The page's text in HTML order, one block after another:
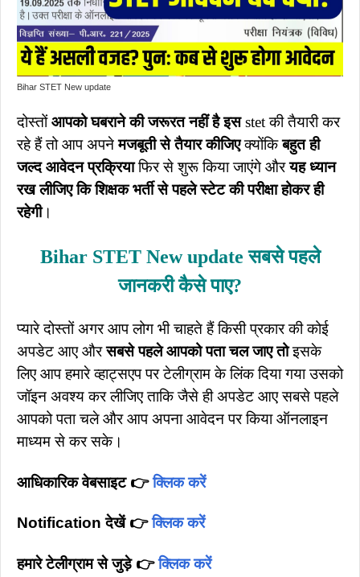
Bihar STET New update
दोस्तोंआपको घबराने की जरूरत नहीं है इसstet की तैयारी कर
रहे हैं तो आप अपनेमजबूती से तैयार कीजिएक्योंकिबहुत ही
जल्द आवेदन प्रक्रियाफिर से शुरू किया जाएंगे औरयह ध्यान
रख लीजिए कि शिक्षक भर्ती से पहले स्टेट की परीक्षा होकर ही
रहेगी।
Bihar STET New update सबसे पहले
जानकरी कैसे पाए?
प्यारे दोस्तों अगर आप लोग भी चाहते हैं किसी प्रकार की कोई
अपडेट आए औरसबसे पहले आपको पता चल जाए तोइसके
लिए आप हमारे व्हाट्सएप पर टेलीग्राम के लिंक दिया गया उसको
जॉइन अवश्य कर लीजिए ताकि जैसे ही अपडेट आए सबसे पहले
आपको पता चले और आप अपना आवेदन पर किया ऑनलाइन
माध्यम से कर सके।
आधिकारिक वेबसाइट 👉क्लिक करें
Notification देखें 👉क्लिक करें
हमारे टेलीग्राम से जुड़े 👉क्लिक करें